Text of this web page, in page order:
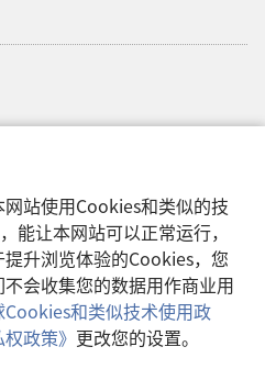
站使用Cookies和类似的技
能让本网站可以正常运行，
升浏览体验的Cookies，您
会收集您的数据用作商业用
Cookies和类似技术使用政
权政策》 更改您的设置。
and Tract Society of Pennsylvania.
权政策| 隐私设置